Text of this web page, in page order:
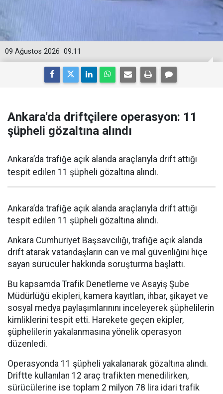
09:11
09 Ağustos 2026
Ankara'da driftçilere operasyon: 11
şüpheli gözaltına alındı
Ankara’da trafiğe açık alanda araçlarıyla drift attığı
tespit edilen 11 şüpheli gözaltına alındı.
Ankara’da trafiğe açık alanda araçlarıyla drift attığı
tespit edilen 11 şüpheli gözaltına alındı.
Ankara Cumhuriyet Başsavcılığı, trafiğe açık alanda
drift atarak vatandaşların can ve mal güvenliğini hiçe
sayan sürücüler hakkında soruşturma başlattı.
Bu kapsamda Trafik Denetleme ve Asayiş Şube
Müdürlüğü ekipleri, kamera kayıtları, ihbar, şikayet ve
sosyal medya paylaşımlarınını inceleyerek şüphelilerin
kimliklerini tespit etti. Harekete geçen ekipler,
şüphelilerin yakalanmasına yönelik operasyon
düzenledi.
Operasyonda 11 şüpheli yakalanarak gözaltına alındı.
Driftte kullanılan 12 araç trafikten menedilirken,
sürücülerine ise toplam 2 milyon 78 lira idari trafik